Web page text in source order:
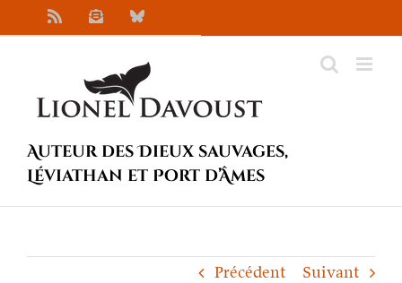
au
NewsletterBluesky
Auteur des Dieux sauvages,
Léviathan et Port d’Âmes
Précédent Suivant